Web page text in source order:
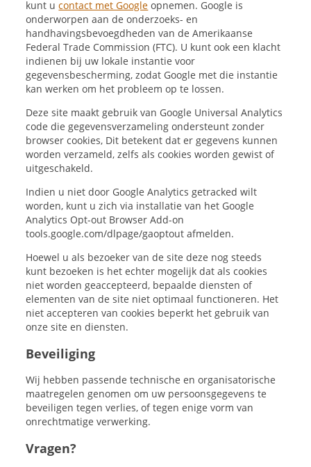
kunt ucontact met Google opnemen. Google is
onderworpen aan de onderzoeks- en
handhavingsbevoegdheden van de Amerikaanse
Federal Trade Commission (FTC). U kunt ook een klacht
indienen bij uw lokale instantie voor
gegevensbescherming, zodat Google met die instantie
kan werken om het probleem op te lossen.
Deze site maakt gebruik van Google Universal Analytics
code die gegevensverzameling ondersteunt zonder
browser cookies, Dit betekent dat er gegevens kunnen
worden verzameld, zelfs als cookies worden gewist of
uitgeschakeld.
Indien u niet door Google Analytics getracked wilt
worden, kunt u zich via installatie van het Google
Analytics Opt-out Browser Add-on
tools.google.com/dlpage/gaoptout afmelden.
Hoewel u als bezoeker van de site deze nog steeds
kunt bezoeken is het echter mogelijk dat als cookies
niet worden geaccepteerd, bepaalde diensten of
elementen van de site niet optimaal functioneren. Het
niet accepteren van cookies beperkt het gebruik van
onze site en diensten.
Beveiliging
Wij hebben passende technische en organisatorische
maatregelen genomen om uw persoonsgegevens te
beveiligen tegen verlies, of tegen enige vorm van
onrechtmatige verwerking.
Vragen?